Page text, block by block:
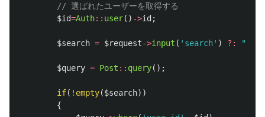
// 選ばれたユーザーを取得する
$id=Auth:: user() ->id ;
$search = $request->input ( 'search' ) ?: ""
$query = Post :: query();
if( ! empty($search))
{